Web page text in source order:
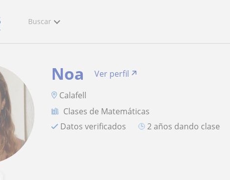
Buscar
Noa
Ver perfil
Calafell
Clases de Matemáticas
Datos verificados
2 años dando clase